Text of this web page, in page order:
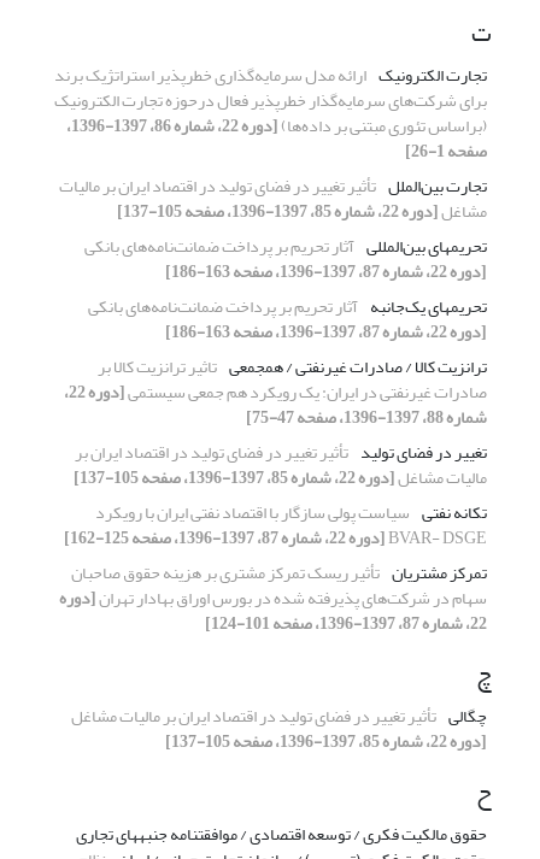
ت
تجارت الکترونیک ارائه مدل سرمایه‌گذاری خطرپذیر استراتژیک برند
برای شرکت‌های سرمایه‌گذار خطرپذیر فعال درحوزه تجارت الکترونیک
(براساس تئوری مبتنی بر داده‌ها) [دوره 22، شماره 86، 1397-1396،
صفحه 1-26]
تجارت بین‌الملل تأثیر تغییر در فضای تولید در اقتصاد ایران بر مالیات
مشاغل[دوره 22، شماره 85، 1397-1396، صفحه 105-137]
تحریمهای بین‌المللی آثار تحریم بر پرداخت ضمانت‌نامه‌های بانکی
[دوره 22، شماره 87، 1397-1396، صفحه 163-186]
تحریمهای یک‌جانبه آثار تحریم بر پرداخت ضمانت‌نامه‌های بانکی
[دوره 22، شماره 87، 1397-1396، صفحه 163-186]
ترانزیت کالا / صادرات غیرنفتی / همجمعی تاثیر ترانزیت کالا بر
صادرات غیرنفتی در ایران: یک رویکرد هم‌ جمعی سیستمی [دوره 22،
شماره 88، 1397-1396، صفحه 47-75]
تغییر در فضای تولید تأثیر تغییر در فضای تولید در اقتصاد ایران بر
مالیات مشاغل[دوره 22، شماره 85، 1397-1396، صفحه 105-137]
تکانه نفتی سیاست پولی سازگار با اقتصاد نفتی ایران با رویکرد
BVAR- DSGE[دوره 22، شماره 87، 1397-1396، صفحه 125-162]
تمرکز مشتریان تأثیر ریسک تمرکز مشتری بر هزینه حقوق صاحبان
سهام در شرکت‌های پذیرفته شده در بورس اوراق بهادار تهران[دوره
22، شماره 87، 1397-1396، صفحه 101-124]
چ
چگالی تأثیر تغییر در فضای تولید در اقتصاد ایران بر مالیات مشاغل
[دوره 22، شماره 85، 1397-1396، صفحه 105-137]
ح
حقوق مالکیت فکری / توسعه اقتصادی / موافقتنامه جنبههای تجاری